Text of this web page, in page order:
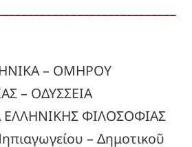
– ΟΜΗΡΟΥ
– ΟΔΥΣΣΕΙΑ
ΦΙΛΟΣΟΦΙΑΣ
– Δημοτικοῦ